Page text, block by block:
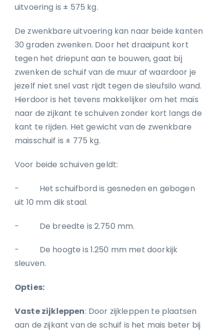
uitvoering is ± 575 kg.
De zwenkbare uitvoering kan naar beide kanten
30 graden zwenken. Door het draaipunt kort
tegen het driepunt aan te bouwen, gaat bij
zwenken de schuif van de muur af waardoor je
jezelf niet snel vast rijdt tegen de sleufsilo wand.
Hierdoor is het tevens makkelijker om het maïs
naar de zijkant te schuiven zonder kort langs de
kant te rijden. Het gewicht van de zwenkbare
maisschuif is ± 775 kg.
Voor beide schuiven geldt:
- Het schuifbord is gesneden en gebogen
uit 10 mm dik staal.
- De breedte is 2.750 mm.
- De hoogte is 1.250 mm met doorkijk
sleuven.
Opties:
Vaste zijkleppen: Door zijkleppen te plaatsen
aan de zijkant van de schuif is het mais beter bij